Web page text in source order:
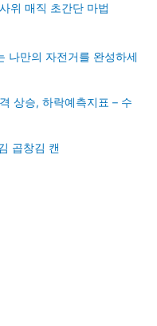
위 매직 초간단 마법
나만의 자전거를 완성하세
상승, 하락예측지표 – 수
곱창김 캔